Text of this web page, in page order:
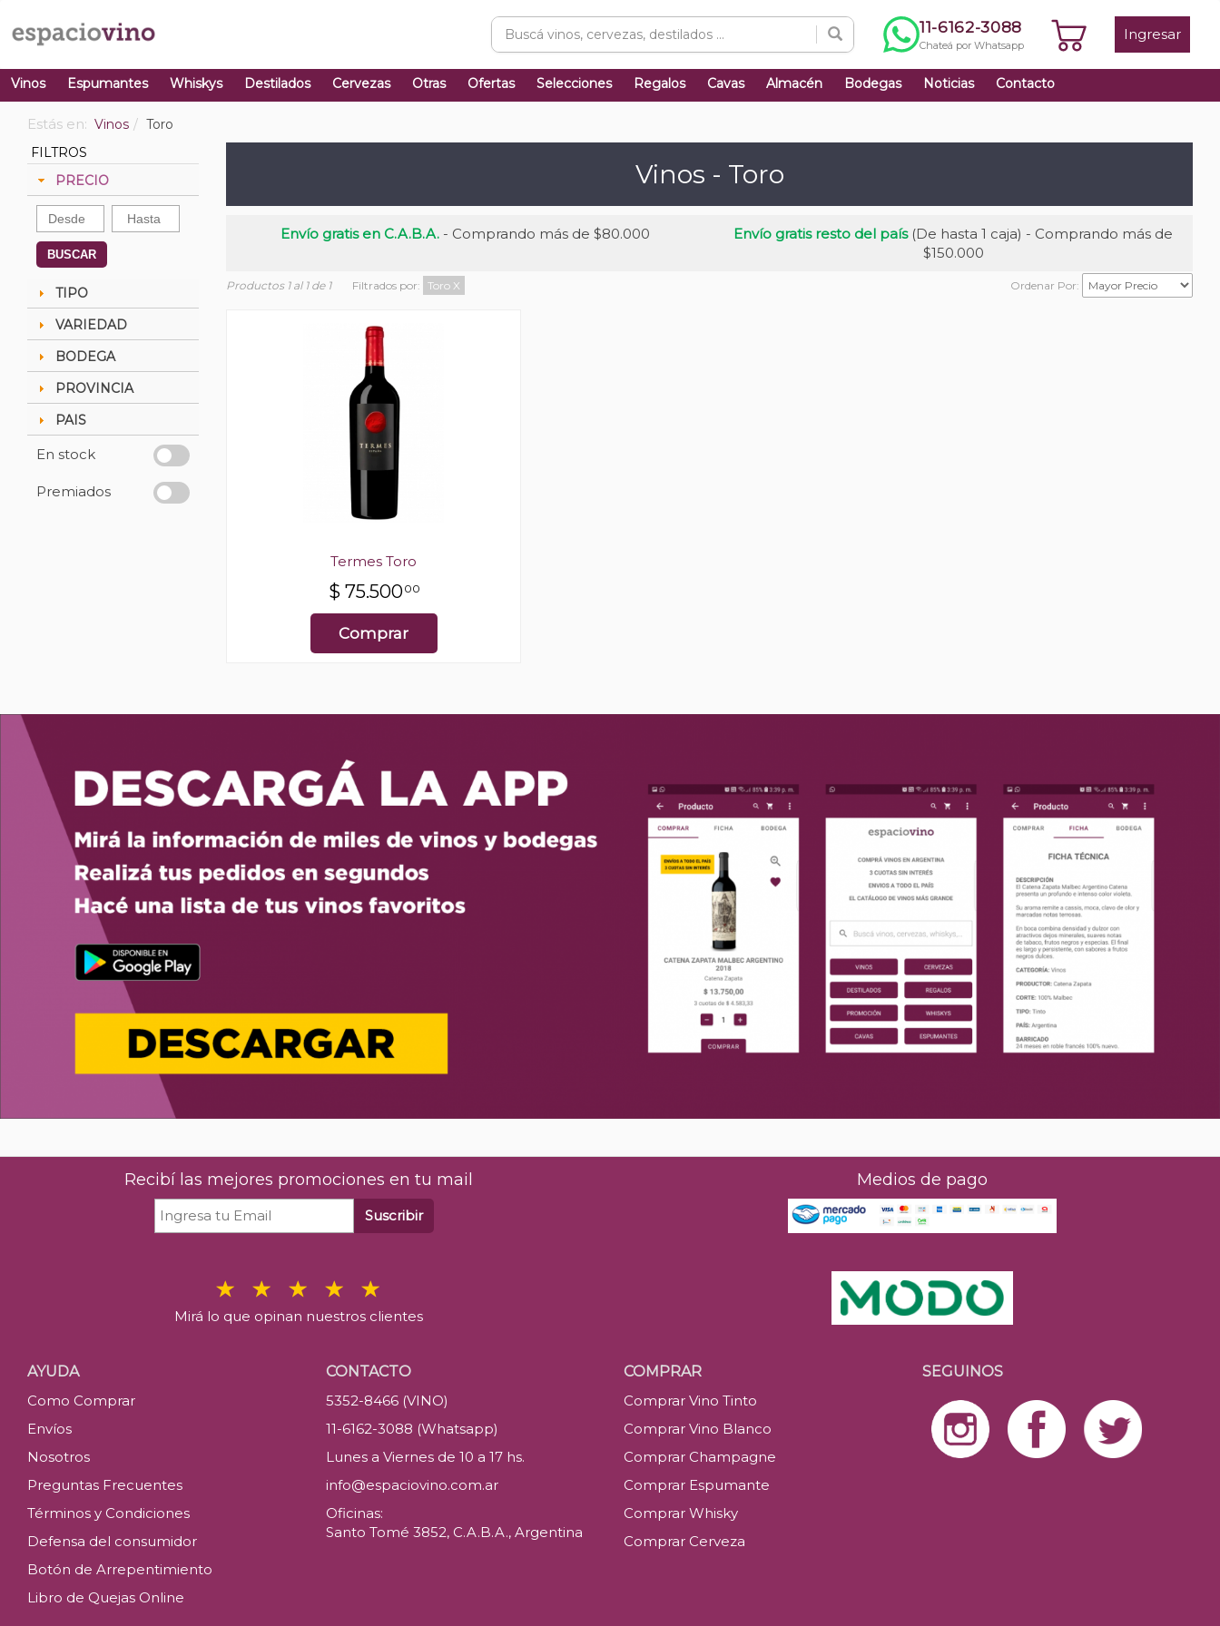
11-6162-3088
Chateá por Whatsapp
Ingresar
Vinos Espumantes Whiskys Destilados Cervezas Otras Ofertas Selecciones Regalos Cavas Almacén Bodegas Noticias Contacto
Estás en: Vinos
Toro
FILTROS
PRECIO
BUSCAR
TIPO
VARIEDAD
BODEGA
PROVINCIA
PAIS
En stock
Premiados
Vinos - Toro
Envío gratis en C.A.B.A. - Comprando más de $80.000 Envío gratis resto del país(De hasta 1 caja) - Comprando más de
$150.000
Productos 1 al 1 de 1 Filtrados por: Toro X Ordenar Por:
Termes Toro
$ 75.50000
Comprar
Recibí las mejores promociones en tu mail
Suscribir
Mirá lo que opinan nuestros clientes
Medios de pago
AYUDA
Como Comprar
Envíos
Nosotros
Preguntas Frecuentes
Términos y Condiciones
Defensa del consumidor
Botón de Arrepentimiento
Libro de Quejas Online
CONTACTO
5352-8466 (VINO)
11-6162-3088 (Whatsapp)
Lunes a Viernes de 10 a 17 hs.
info@espaciovino.com.ar
Oficinas:
Santo Tomé 3852, C.A.B.A., Argentina
COMPRAR
Comprar Vino Tinto
Comprar Vino Blanco
Comprar Champagne
Comprar Espumante
Comprar Whisky
Comprar Cerveza
SEGUINOS